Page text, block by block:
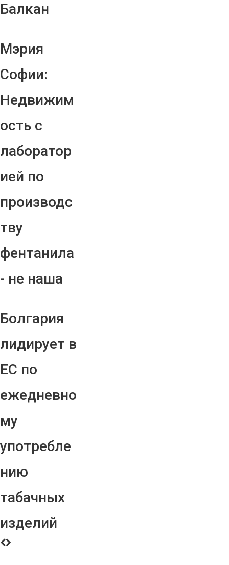
Балкан
Мэрия
Софии:
Недвижим
ость с
лаборатор
ией по
производс
тву
фентанила
- не наша
Болгария
лидирует в
ЕС по
ежедневно
му
употребле
нию
табачных
изделий